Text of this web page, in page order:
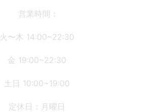
営業時間：
火〜木 14:00~22:30
金 19:00~22:30
土日 10:00~19:00
定休日：月曜日